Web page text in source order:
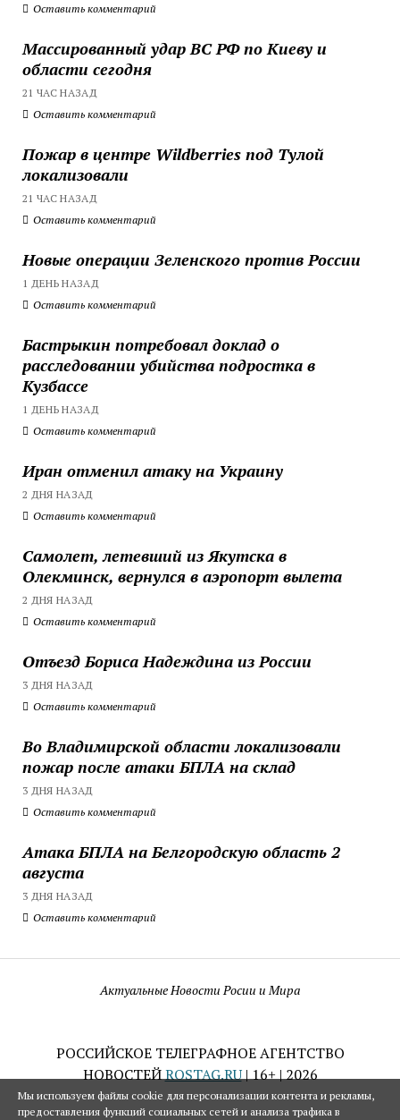
Оставить комментарий
Массированный удар ВС РФ по Киеву и
области сегодня
21 ЧАС НАЗАД
Оставить комментарий
Пожар в центре Wildberries под Тулой
локализовали
21 ЧАС НАЗАД
Оставить комментарий
Новые операции Зеленского против России
1 ДЕНЬ НАЗАД
Оставить комментарий
Бастрыкин потребовал доклад о
расследовании убийства подростка в
Кузбассе
1 ДЕНЬ НАЗАД
Оставить комментарий
Иран отменил атаку на Украину
2 ДНЯ НАЗАД
Оставить комментарий
Самолет, летевший из Якутска в
Олекминск, вернулся в аэропорт вылета
2 ДНЯ НАЗАД
Оставить комментарий
Отъезд Бориса Надеждина из России
3 ДНЯ НАЗАД
Оставить комментарий
Во Владимирской области локализовали
пожар после атаки БПЛА на склад
3 ДНЯ НАЗАД
Оставить комментарий
Атака БПЛА на Белгородскую область 2
августа
3 ДНЯ НАЗАД
Оставить комментарий
Актуальные Новости Росии и Мира
РОССИЙСКОЕ ТЕЛЕГРАФНОЕ АГЕНТСТВО
НОВОСТЕЙROSTAG.RU| 16+ | 2026
Мы используем файлы cookie для персонализации контента и рекламы,
предоставления функций социальных сетей и анализа трафика в